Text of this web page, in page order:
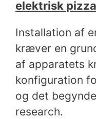
elektrisk
Installation af
kræver en
af apparatets
konfiguration
og det
research.